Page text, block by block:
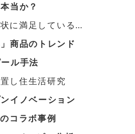
当か？
に満足している…
商品のトレンド
ル手法
し住生活研究
イノベーション
コラボ事例